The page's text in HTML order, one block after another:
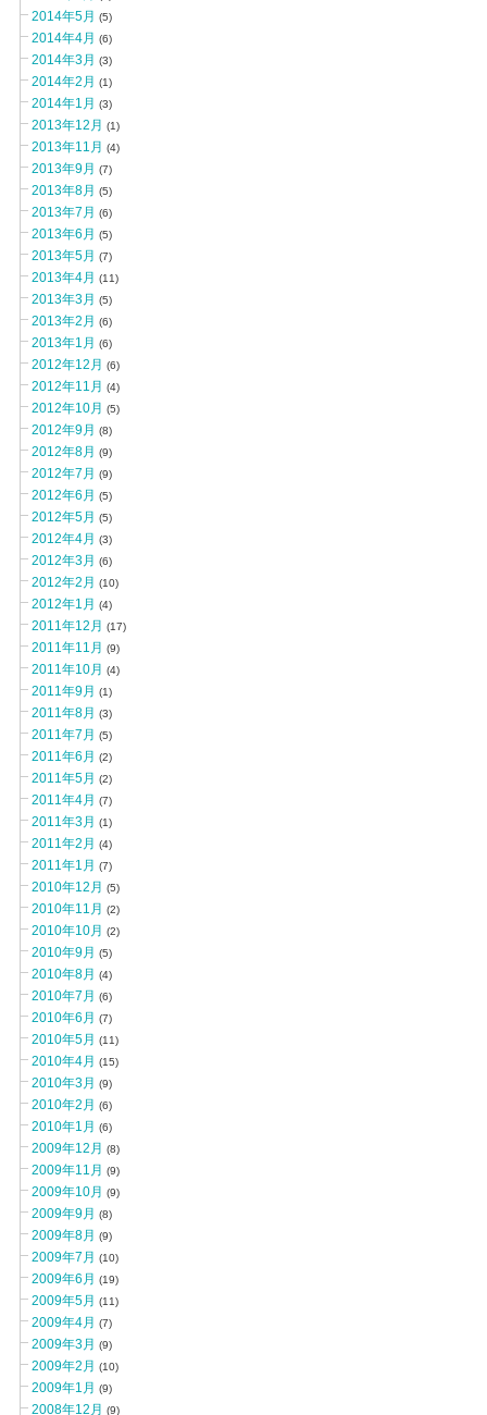
2014年5月 (5)
2014年4月 (6)
2014年3月 (3)
2014年2月 (1)
2014年1月 (3)
2013年12月 (1)
2013年11月 (4)
2013年9月 (7)
2013年8月 (5)
2013年7月 (6)
2013年6月 (5)
2013年5月 (7)
2013年4月 (11)
2013年3月 (5)
2013年2月 (6)
2013年1月 (6)
2012年12月 (6)
2012年11月 (4)
2012年10月 (5)
2012年9月 (8)
2012年8月 (9)
2012年7月 (9)
2012年6月 (5)
2012年5月 (5)
2012年4月 (3)
2012年3月 (6)
2012年2月 (10)
2012年1月 (4)
2011年12月 (17)
2011年11月 (9)
2011年10月 (4)
2011年9月 (1)
2011年8月 (3)
2011年7月 (5)
2011年6月 (2)
2011年5月 (2)
2011年4月 (7)
2011年3月 (1)
2011年2月 (4)
2011年1月 (7)
2010年12月 (5)
2010年11月 (2)
2010年10月 (2)
2010年9月 (5)
2010年8月 (4)
2010年7月 (6)
2010年6月 (7)
2010年5月 (11)
2010年4月 (15)
2010年3月 (9)
2010年2月 (6)
2010年1月 (6)
2009年12月 (8)
2009年11月 (9)
2009年10月 (9)
2009年9月 (8)
2009年8月 (9)
2009年7月 (10)
2009年6月 (19)
2009年5月 (11)
2009年4月 (7)
2009年3月 (9)
2009年2月 (10)
2009年1月 (9)
2008年12月 (9)